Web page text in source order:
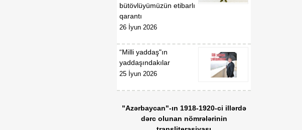
bütövlüyümüzün etibarlı
qarantı
26 İyun 2026
“Milli yaddaş"ın
yaddaşındakılar
25 İyun 2026
"Azərbaycan"-ın 1918-1920-ci illərdə
dərc olunan nömrələrinin